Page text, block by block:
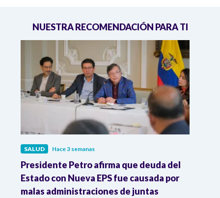
NUESTRA RECOMENDACIÓN PARA TI
SALUD Hace 3 semanas
Presidente Petro afirma que deuda del
Estado con Nueva EPS fue causada por
malas administraciones de juntas